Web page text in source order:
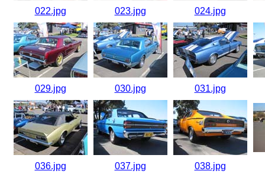
022.jpg 023.jpg 024.jpg
029.jpg 030.jpg 031.jpg
036.jpg 037.jpg 038.jpg